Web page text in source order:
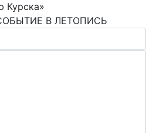
Курска»
В ЛЕТОПИСЬ